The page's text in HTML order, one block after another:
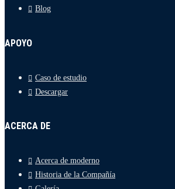
Blog
APOYO
Caso de estudio
Descargar
ACERCA DE
Acerca de moderno
Historia de la Compañía